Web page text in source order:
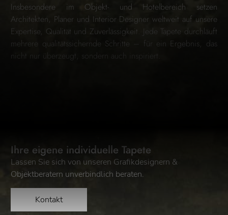
Insbesondere im Objekt- und Hotelbereich setzen
Architekten, Planer und Interior Designer weltweit auf unsere
Expertise, Qualität und Zuverlässigkeit. Jede Tapete durchläuft
mehrere qualitätssichernde Schritte – für ein Ergebnis, das
nicht nur überzeugt, sondern auch inspiriert.
Ihre eigene individuelle Tapete
Lassen Sie sich von unseren Grafikdesignern &
Objektberatern unverbindlich beraten.
Kontakt